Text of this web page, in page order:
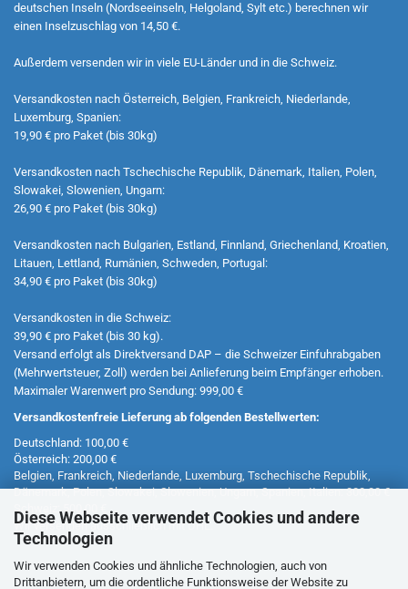
Diese Webseite verwendet Cookies und andere
Technologien
Wir verwenden Cookies und ähnliche Technologien, auch von
Drittanbietern, um die ordentliche Funktionsweise der Website zu
deutschen Inseln (Nordseeinseln, Helgoland, Sylt etc.) berechnen wir
einen Inselzuschlag von 14,50 €.
Außerdem versenden wir in viele EU-Länder und in die Schweiz.
Versandkosten nach Österreich, Belgien, Frankreich, Niederlande,
Luxemburg, Spanien:
19,90 € pro Paket (bis 30kg)
Versandkosten nach Tschechische Republik, Dänemark, Italien, Polen,
Slowakei, Slowenien, Ungarn:
26,90 € pro Paket (bis 30kg)
Versandkosten nach Bulgarien, Estland, Finnland, Griechenland, Kroatien,
Litauen, Lettland, Rumänien, Schweden, Portugal:
34,90 € pro Paket (bis 30kg)
Versandkosten in die Schweiz:
39,90 € pro Paket (bis 30 kg).
Versand erfolgt als Direktversand DAP – die Schweizer Einfuhrabgaben
(Mehrwertsteuer, Zoll) werden bei Anlieferung beim Empfänger erhoben.
Maximaler Warenwert pro Sendung: 999,00 €
Versandkostenfreie Lieferung ab folgenden Bestellwerten:
Deutschland: 100,00 €
Österreich: 200,00 €
Belgien, Frankreich, Niederlande, Luxemburg, Tschechische Republik,
Dänemark, Polen, Slowakei, Slowenien, Ungarn, Spanien, Italien: 300,00 €
Schweiz: 500,00 €
Wir versenden ausschließlich mit DHL.